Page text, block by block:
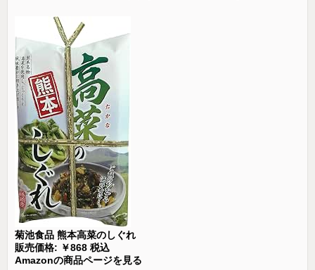
菊池食品 熊本高菜のしぐれ
販売価格: ￥868 税込
Amazonの商品ページを見る